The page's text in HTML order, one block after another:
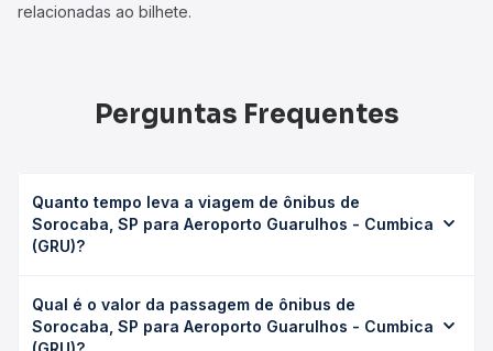
relacionadas ao bilhete.
Perguntas Frequentes
Quanto tempo leva a viagem de ônibus de
Sorocaba, SP para Aeroporto Guarulhos - Cumbica
(GRU)?
Guarulhos - Cumbica (GRU) leva em média 2h 54min,
podendo variar conforme a viação, o tipo de serviço
Qual é o valor da passagem de ônibus de
Sorocaba, SP para Aeroporto Guarulhos - Cumbica